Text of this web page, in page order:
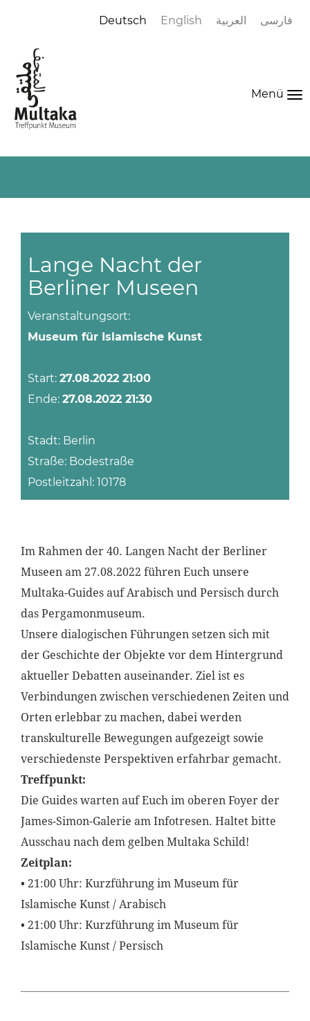
Deutsch English العربية فارسی
Menü
Lange Nacht der
Berliner Museen
Veranstaltungsort:
Museum für Islamische Kunst
Start: 27.08.2022 21:00
Ende: 27.08.2022 21:30
Stadt: Berlin
Straße: Bodestraße
Postleitzahl: 10178
Im Rahmen der 40. Langen Nacht der Berliner
Museen am 27.08.2022 führen Euch unsere
Multaka-Guides auf Arabisch und Persisch durch
das Pergamonmuseum.
Unsere dialogischen Führungen setzen sich mit
der Geschichte der Objekte vor dem Hintergrund
aktueller Debatten auseinander. Ziel ist es
Verbindungen zwischen verschiedenen Zeiten und
Orten erlebbar zu machen, dabei werden
transkulturelle Bewegungen aufgezeigt sowie
verschiedenste Perspektiven erfahrbar gemacht.
Treffpunkt:
Die Guides warten auf Euch im oberen Foyer der
James-Simon-Galerie am Infotresen. Haltet bitte
Ausschau nach dem gelben Multaka Schild!
Zeitplan:
• 21:00 Uhr: Kurzführung im Museum für
Islamische Kunst / Arabisch
• 21:00 Uhr: Kurzführung im Museum für
Islamische Kunst / Persisch